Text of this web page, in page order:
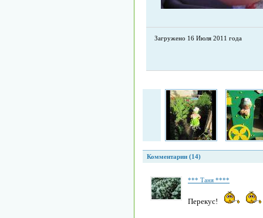
Загружено 16 Июля 2011 года
Комментарии (14)
*** Таня ****
Перекус!